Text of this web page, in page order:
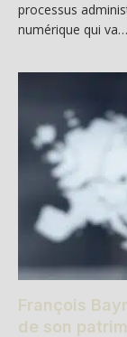
processus
numérique qui va…
François
de son